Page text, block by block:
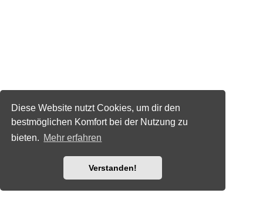
Diese Website nutzt Cookies, um dir den
bestmöglichen Komfort bei der Nutzung zu
bieten. Mehr erfahren
Verstanden!